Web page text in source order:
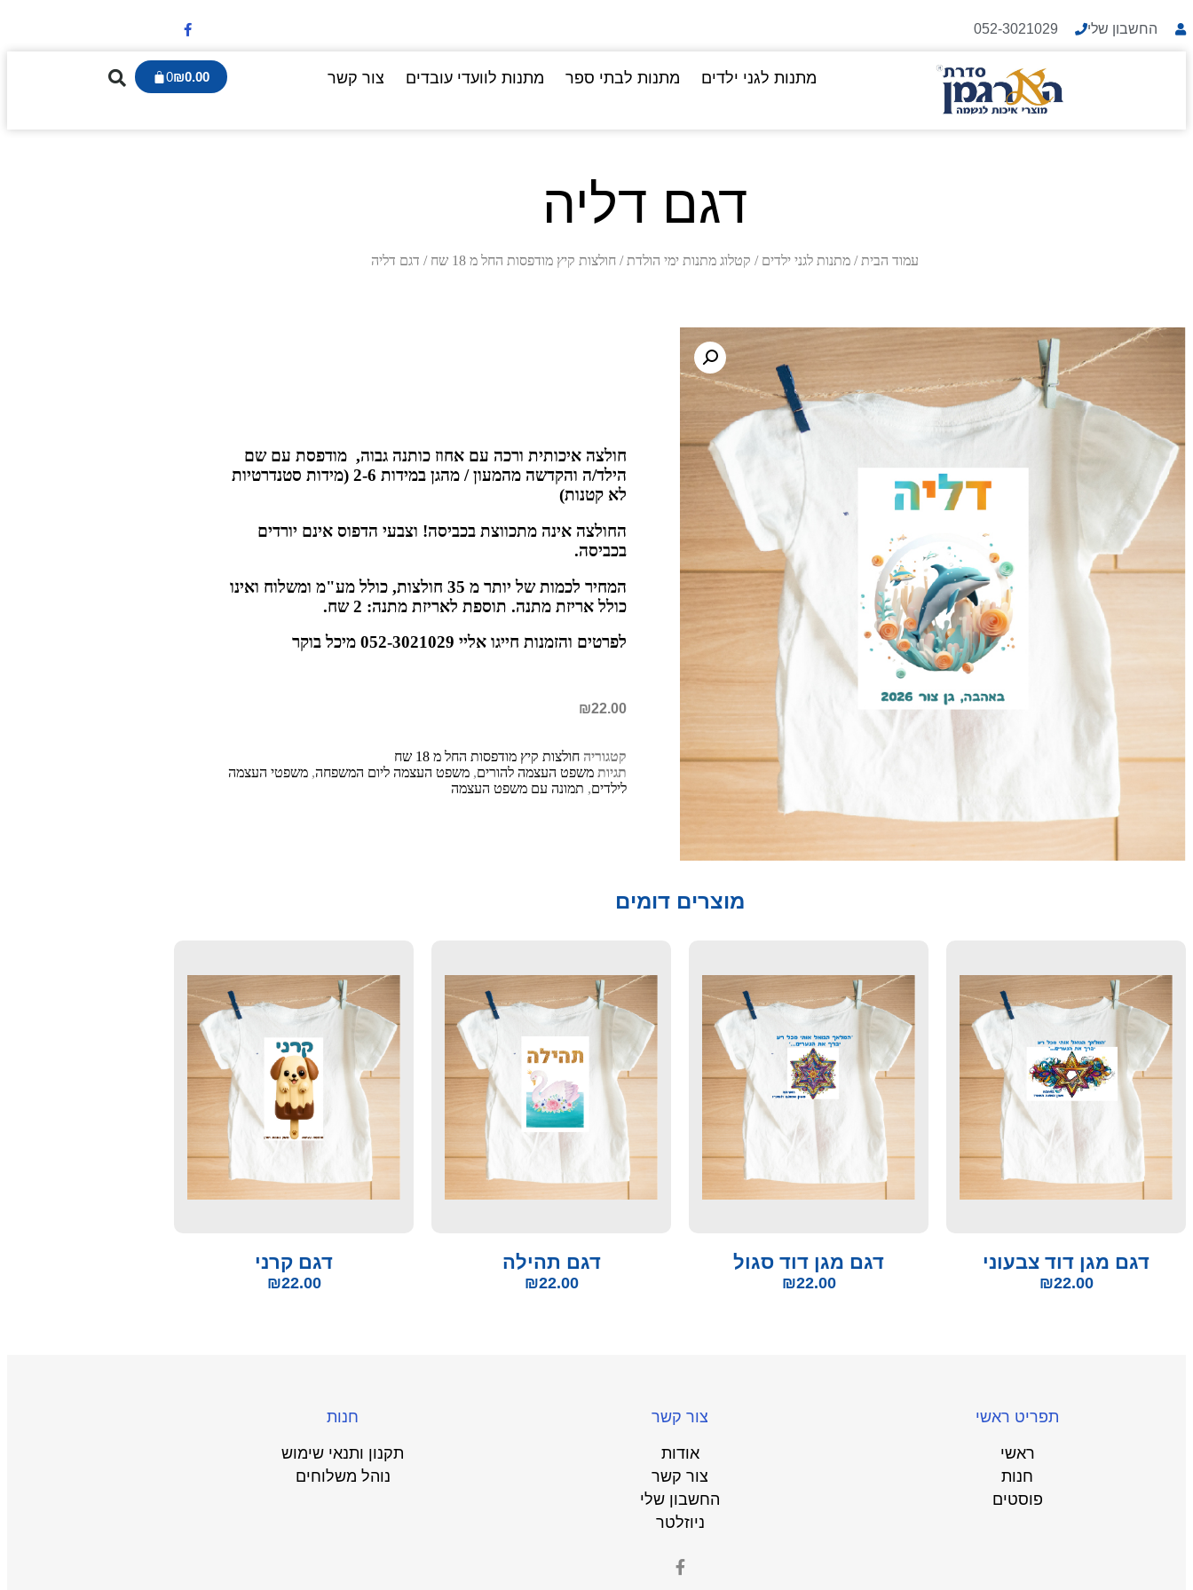
החשבון שלי 052-3021029
מתנות לגני ילדים מתנות לבתי ספר מתנות לוועדי עובדים צור קשר ₪0.00
0
דגם דליה
עמוד הבית /מתנות לגני ילדים / קטלוג מתנות ימי הולדת /חולצות קיץ מודפסות החל מ 18 שח / דגם דליה
חולצה איכותית ורכה עם אחוז כותנה גבוה, מודפסת עם שם
הילד/ה והקדשה מהמעון / מהגן במידות 2-6 (מידות סטנדרטיות
לא קטנות)
החולצה אינה מתכווצת בכביסה! וצבעי הדפוס אינם יורדים
בכביסה.
המחיר לכמות של יותר מ 35 חולצות, כולל מע"מ ומשלוח ואינו
כולל אריזת מתנה. תוספת לאריזת מתנה: 2 שח.
לפרטים והזמנות חייגו אליי 052-3021029 מיכל בוקר
₪22.00
קטגוריה חולצות קיץ מודפסות החל מ 18 שח
תגיות משפט העצמה להורים, משפט העצמה ליום המשפחה, משפטי העצמה
לילדים, תמונה עם משפט העצמה
מוצרים דומים
דגם מגן דוד צבעוני
₪22.00
דגם מגן דוד סגול
₪22.00
דגם תהילה
₪22.00
דגם קרני
₪22.00
תפריט ראשי
ראשי
חנות
פוסטים
צור קשר
אודות
צור קשר
החשבון שלי
ניוזלטר
חנות
תקנון ותנאי שימוש
נוהל משלוחים